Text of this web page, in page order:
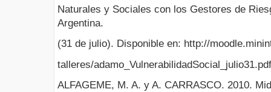
Naturales y Sociales con los Gestores de
Argentina.
(31 de julio). Disponible en: http://
talleres/
ALFAGEME, M. A. y A. CARRASCO. 2010.